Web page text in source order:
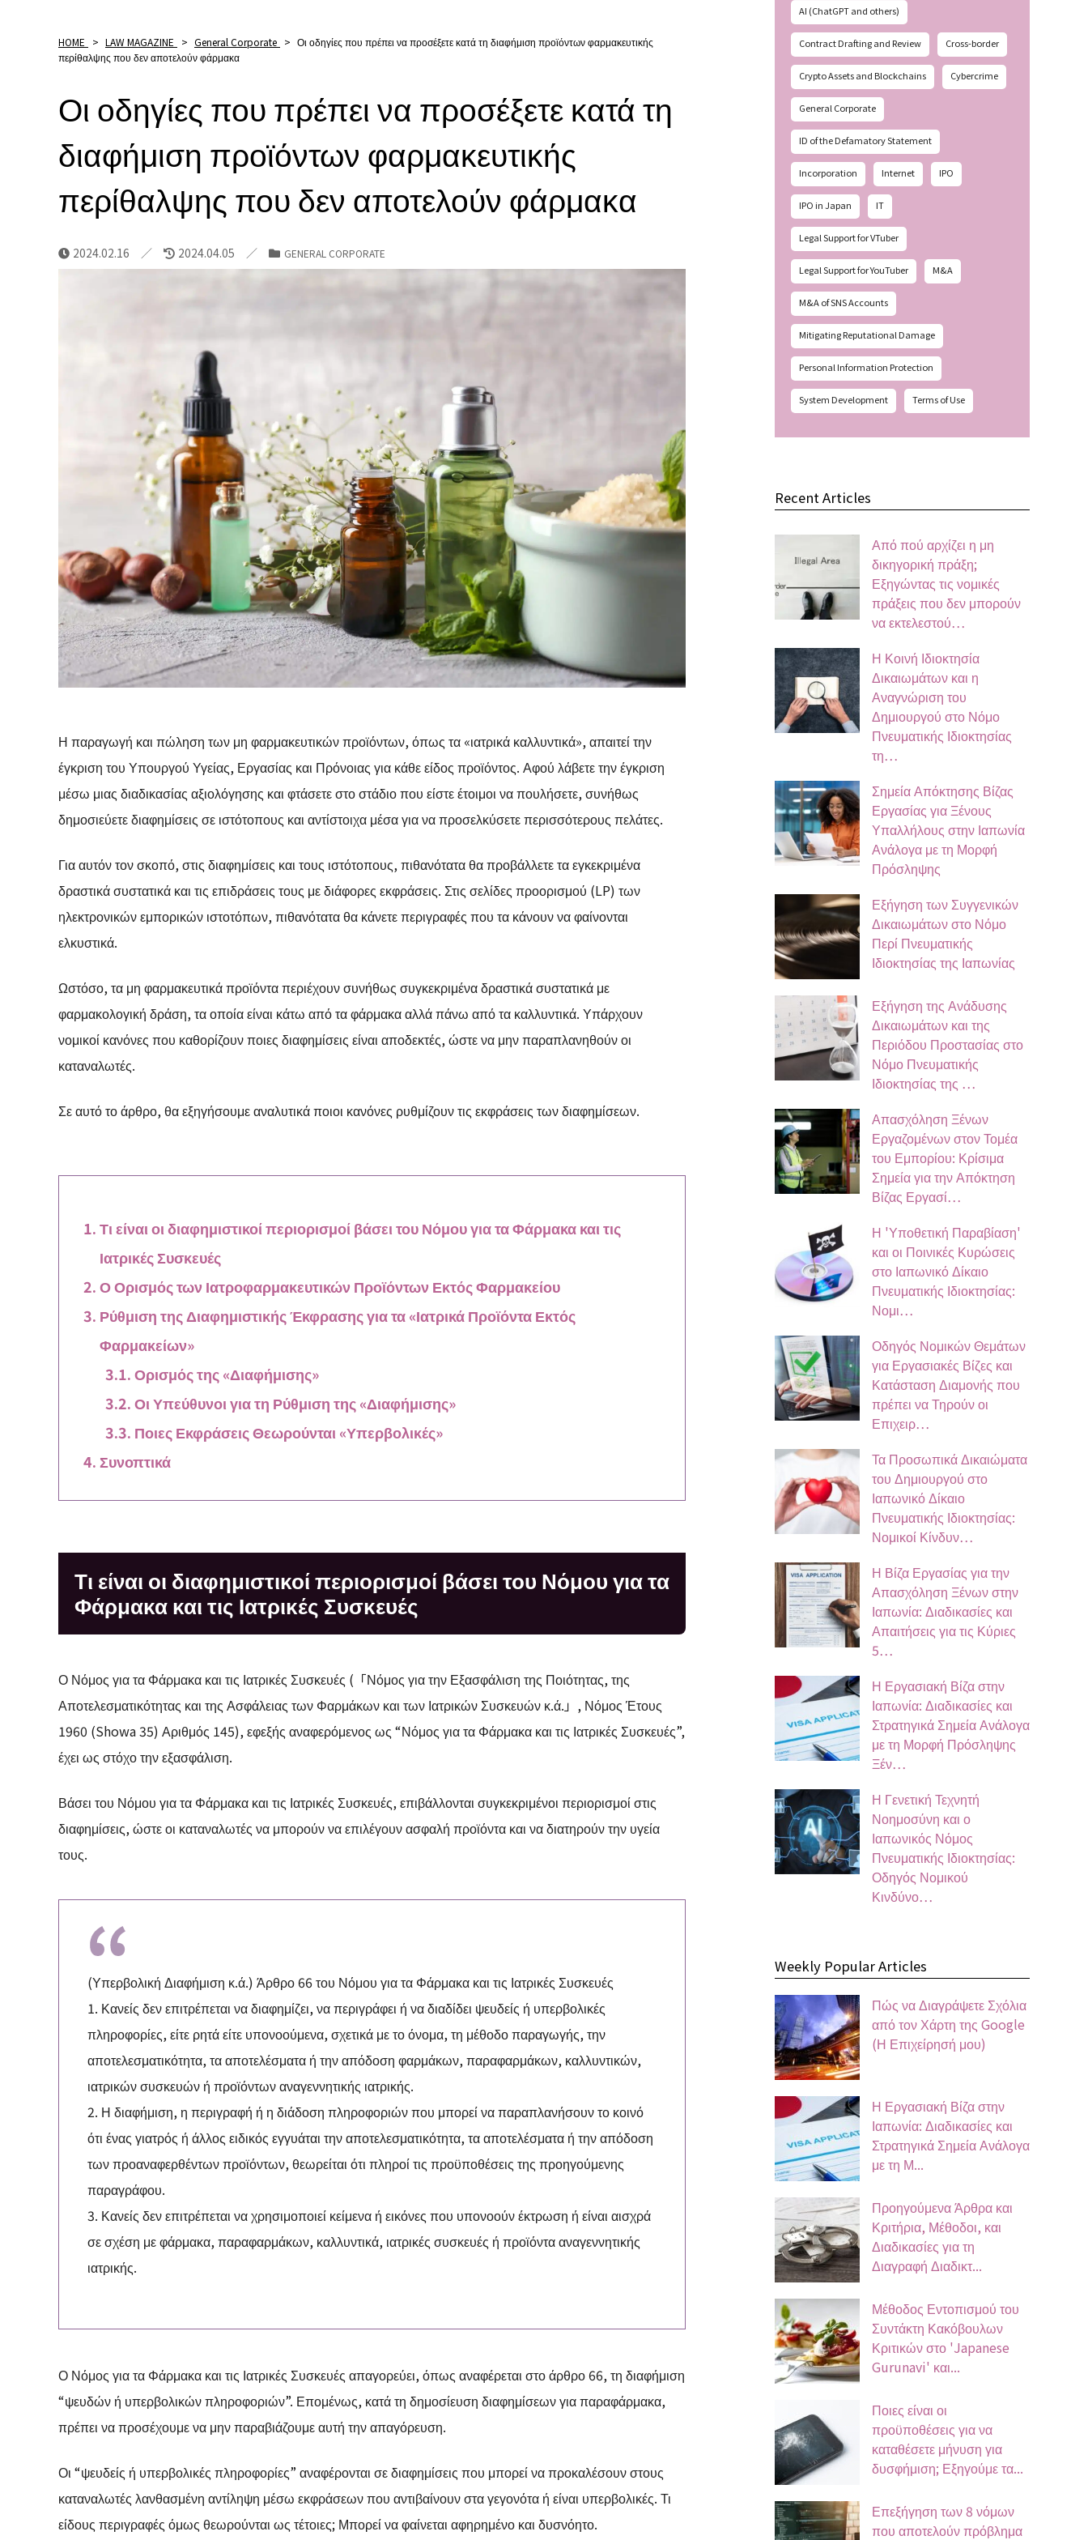
HOME > LAW MAGAZINE > General Corporate > Οι οδηγίες που πρέπει να προσέξετε κατά τη διαφήμιση προϊόντων φαρμακευτικής
περίθαλψης που δεν αποτελούν φάρμακα
Οι οδηγίες που πρέπει να προσέξετε κατά τη
διαφήμιση προϊόντων φαρμακευτικής
περίθαλψης που δεν αποτελούν φάρμακα
2024.02.16 2024.04.05 GENERAL CORPORATE
Η παραγωγή και πώληση των μη φαρμακευτικών προϊόντων, όπως τα «ιατρικά καλλυντικά», απαιτεί την
έγκριση του Υπουργού Υγείας, Εργασίας και Πρόνοιας για κάθε είδος προϊόντος. Αφού λάβετε την έγκριση
μέσω μιας διαδικασίας αξιολόγησης και φτάσετε στο στάδιο που είστε έτοιμοι να πουλήσετε, συνήθως
δημοσιεύετε διαφημίσεις σε ιστότοπους και αντίστοιχα μέσα για να προσελκύσετε περισσότερους πελάτες.
Για αυτόν τον σκοπό, στις διαφημίσεις και τους ιστότοπους, πιθανότατα θα προβάλλετε τα εγκεκριμένα
δραστικά συστατικά και τις επιδράσεις τους με διάφορες εκφράσεις. Στις σελίδες προορισμού (LP) των
ηλεκτρονικών εμπορικών ιστοτόπων, πιθανότατα θα κάνετε περιγραφές που τα κάνουν να φαίνονται
ελκυστικά.
Ωστόσο, τα μη φαρμακευτικά προϊόντα περιέχουν συνήθως συγκεκριμένα δραστικά συστατικά με
φαρμακολογική δράση, τα οποία είναι κάτω από τα φάρμακα αλλά πάνω από τα καλλυντικά. Υπάρχουν
νομικοί κανόνες που καθορίζουν ποιες διαφημίσεις είναι αποδεκτές, ώστε να μην παραπλανηθούν οι
καταναλωτές.
Σε αυτό το άρθρο, θα εξηγήσουμε αναλυτικά ποιοι κανόνες ρυθμίζουν τις εκφράσεις των διαφημίσεων.
Τι είναι οι διαφημιστικοί περιορισμοί βάσει του Νόμου για τα Φάρμακα και τις
Ιατρικές Συσκευές
Ο Ορισμός των Ιατροφαρμακευτικών Προϊόντων Εκτός Φαρμακείου
Ρύθμιση της Διαφημιστικής Έκφρασης για τα «Ιατρικά Προϊόντα Εκτός
Φαρμακείων»
Ορισμός της «Διαφήμισης»
Οι Υπεύθυνοι για τη Ρύθμιση της «Διαφήμισης»
Ποιες Εκφράσεις Θεωρούνται «Υπερβολικές»
Συνοπτικά
Τι είναι οι διαφημιστικοί περιορισμοί βάσει του Νόμου για τα
Φάρμακα και τις Ιατρικές Συσκευές
Ο Νόμος για τα Φάρμακα και τις Ιατρικές Συσκευές (「Νόμος για την Εξασφάλιση της Ποιότητας, της
Αποτελεσματικότητας και της Ασφάλειας των Φαρμάκων και των Ιατρικών Συσκευών κ.ά.」, Νόμος Έτους
1960 (Showa 35) Αριθμός 145), εφεξής αναφερόμενος ως “Νόμος για τα Φάρμακα και τις Ιατρικές Συσκευές”,
έχει ως στόχο την εξασφάλιση.
Βάσει του Νόμου για τα Φάρμακα και τις Ιατρικές Συσκευές, επιβάλλονται συγκεκριμένοι περιορισμοί στις
διαφημίσεις, ώστε οι καταναλωτές να μπορούν να επιλέγουν ασφαλή προϊόντα και να διατηρούν την υγεία
τους.
(Υπερβολική Διαφήμιση κ.ά.) Άρθρο 66 του Νόμου για τα Φάρμακα και τις Ιατρικές Συσκευές
1. Κανείς δεν επιτρέπεται να διαφημίζει, να περιγράφει ή να διαδίδει ψευδείς ή υπερβολικές
πληροφορίες, είτε ρητά είτε υπονοούμενα, σχετικά με το όνομα, τη μέθοδο παραγωγής, την
αποτελεσματικότητα, τα αποτελέσματα ή την απόδοση φαρμάκων, παραφαρμάκων, καλλυντικών,
ιατρικών συσκευών ή προϊόντων αναγεννητικής ιατρικής.
2. Η διαφήμιση, η περιγραφή ή η διάδοση πληροφοριών που μπορεί να παραπλανήσουν το κοινό
ότι ένας γιατρός ή άλλος ειδικός εγγυάται την αποτελεσματικότητα, τα αποτελέσματα ή την απόδοση
των προαναφερθέντων προϊόντων, θεωρείται ότι πληροί τις προϋποθέσεις της προηγούμενης
παραγράφου.
3. Κανείς δεν επιτρέπεται να χρησιμοποιεί κείμενα ή εικόνες που υπονοούν έκτρωση ή είναι αισχρά
σε σχέση με φάρμακα, παραφαρμάκων, καλλυντικά, ιατρικές συσκευές ή προϊόντα αναγεννητικής
ιατρικής.
Ο Νόμος για τα Φάρμακα και τις Ιατρικές Συσκευές απαγορεύει, όπως αναφέρεται στο άρθρο 66, τη διαφήμιση
“ψευδών ή υπερβολικών πληροφοριών”. Επομένως, κατά τη δημοσίευση διαφημίσεων για παραφάρμακα,
πρέπει να προσέχουμε να μην παραβιάζουμε αυτή την απαγόρευση.
Οι “ψευδείς ή υπερβολικές πληροφορίες” αναφέρονται σε διαφημίσεις που μπορεί να προκαλέσουν στους
καταναλωτές λανθασμένη αντίληψη μέσω εκφράσεων που αντιβαίνουν στα γεγονότα ή είναι υπερβολικές. Τι
είδους περιγραφές όμως θεωρούνται ως τέτοιες; Μπορεί να φαίνεται αφηρημένο και δυσνόητο.
AI (ChatGPT and others)
Contract Drafting and Review Cross-border
Crypto Assets and Blockchains Cybercrime
General Corporate
ID of the Defamatory Statement
Incorporation Internet IPO
IPO in Japan IT
Legal Support for VTuber
Legal Support for YouTuber M&A
M&A of SNS Accounts
Mitigating Reputational Damage
Personal Information Protection
System Development Terms of Use
Recent Articles
Από πού αρχίζει η μη
δικηγορική πράξη;
Εξηγώντας τις νομικές
πράξεις που δεν μπορούν
να εκτελεστού…
Η Κοινή Ιδιοκτησία
Δικαιωμάτων και η
Αναγνώριση του
Δημιουργού στο Νόμο
Πνευματικής Ιδιοκτησίας
τη…
Σημεία Απόκτησης Βίζας
Εργασίας για Ξένους
Υπαλλήλους στην Ιαπωνία
Ανάλογα με τη Μορφή
Πρόσληψης
Εξήγηση των Συγγενικών
Δικαιωμάτων στο Νόμο
Περί Πνευματικής
Ιδιοκτησίας της Ιαπωνίας
Εξήγηση της Ανάδυσης
Δικαιωμάτων και της
Περιόδου Προστασίας στο
Νόμο Πνευματικής
Ιδιοκτησίας της …
Απασχόληση Ξένων
Εργαζομένων στον Τομέα
του Εμπορίου: Κρίσιμα
Σημεία για την Απόκτηση
Βίζας Εργασί…
Η 'Υποθετική Παραβίαση'
και οι Ποινικές Κυρώσεις
στο Ιαπωνικό Δίκαιο
Πνευματικής Ιδιοκτησίας:
Νομι…
Οδηγός Νομικών Θεμάτων
για Εργασιακές Βίζες και
Κατάσταση Διαμονής που
πρέπει να Τηρούν οι
Επιχειρ…
Τα Προσωπικά Δικαιώματα
του Δημιουργού στο
Ιαπωνικό Δίκαιο
Πνευματικής Ιδιοκτησίας:
Νομικοί Κίνδυν…
Η Βίζα Εργασίας για την
Απασχόληση Ξένων στην
Ιαπωνία: Διαδικασίες και
Απαιτήσεις για τις Κύριες
5…
Η Εργασιακή Βίζα στην
Ιαπωνία: Διαδικασίες και
Στρατηγικά Σημεία Ανάλογα
με τη Μορφή Πρόσληψης
Ξέν…
Η Γενετική Τεχνητή
Νοημοσύνη και ο
Ιαπωνικός Νόμος
Πνευματικής Ιδιοκτησίας:
Οδηγός Νομικού
Κινδύνο…
Weekly Popular Articles
Πώς να Διαγράψετε Σχόλια
από τον Χάρτη της Google
(Η Επιχείρησή μου)
Η Εργασιακή Βίζα στην
Ιαπωνία: Διαδικασίες και
Στρατηγικά Σημεία Ανάλογα
με τη Μ...
Προηγούμενα Άρθρα και
Κριτήρια, Μέθοδοι, και
Διαδικασίες για τη
Διαγραφή Διαδικτ...
Μέθοδος Εντοπισμού του
Συντάκτη Κακόβουλων
Κριτικών στο 'Japanese
Gurunavi' και...
Ποιες είναι οι
προϋποθέσεις για να
καταθέσετε μήνυση για
δυσφήμιση; Εξηγούμε τα...
Επεξήγηση των 8 νόμων
που αποτελούν πρόβλημα